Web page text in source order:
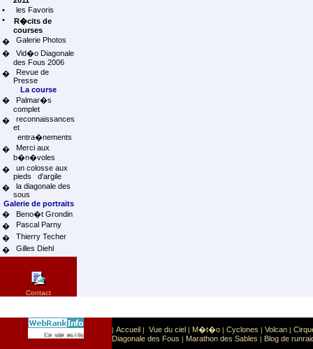
•
les Favoris
•
R�cits de
courses
�
Galerie Photos
�
Vid�o Diagonale
des Fous 2006
�
Revue de
Presse
La course
�
Palmar�s
complet
�
reconnaissances
et
entra�nements
�
Merci aux
b�n�voles
�
un colosse aux
pieds d'argile
�
la diagonale des
sous
Galerie de portraits
�
Beno�t Grondin
�
Pascal Parny
�
Thierry Techer
�
Gilles Diehl
Contact
Ce site est list� dans la cat�gorie Sport: Sports extr�mes
| Accueil | Vue du ciel | M�t�o | Cyclones | Volcan |
Diagonale des Fous | Marathon des Sables | Blog de